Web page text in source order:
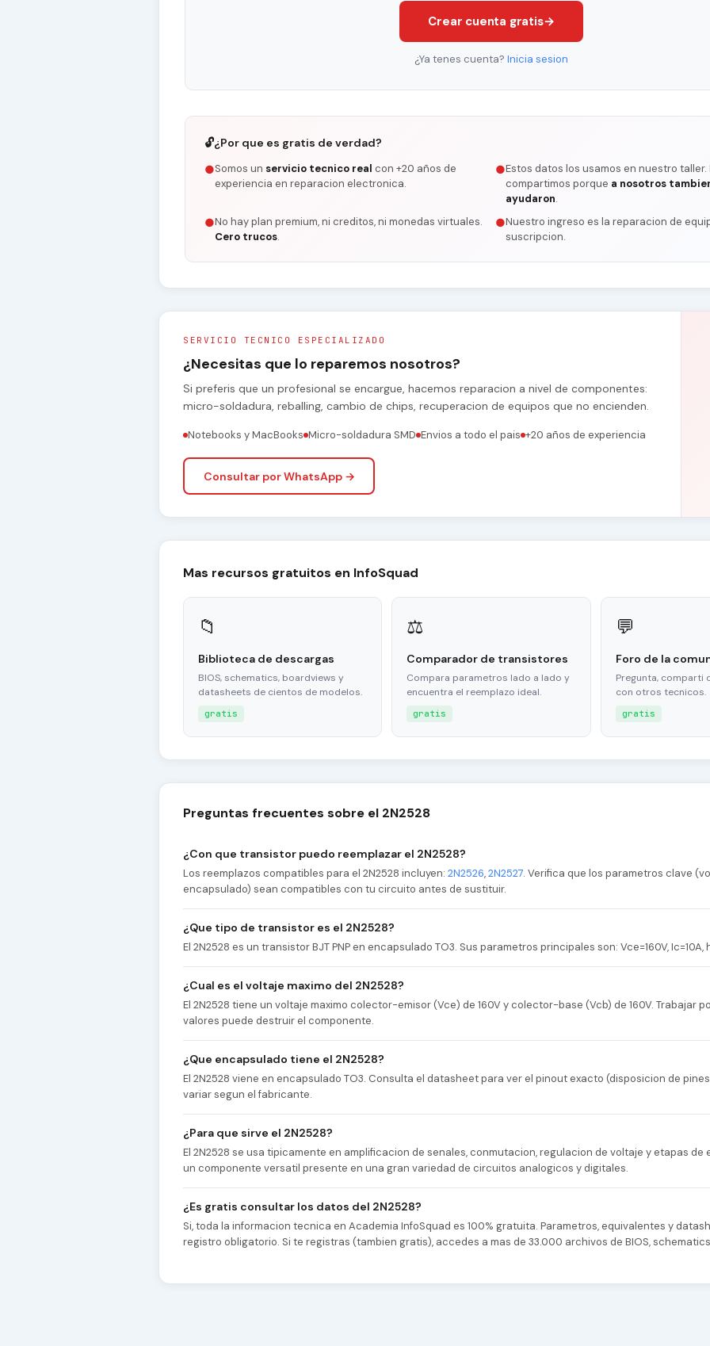
Crear cuenta gratis→
¿Ya tenes cuenta? Inicia sesion
🔓¿Por que es gratis de verdad?
●Somos un servicio tecnico real con +20 años de
experiencia en reparacion electronica.
●Estos datos los usamos en nuestro taller.
compartimos porque a nosotros
ayudaron.
●No hay plan premium, ni creditos, ni monedas virtuales.
Cero trucos.
●Nuestro ingreso es la reparacion de
suscripcion.
SERVICIO TECNICO ESPECIALIZADO
¿Necesitas que lo reparemos nosotros?
Si preferis que un profesional se encargue, hacemos reparacion a nivel de componentes:
micro-soldadura, reballing, cambio de chips, recuperacion de equipos que no encienden.
Notebooks y MacBooks Micro-soldadura SMD Envios a todo el pais +20 años de experiencia
Consultar por WhatsApp →
Mas recursos gratuitos en InfoSquad
📁
Biblioteca de descargas
BIOS, schematics, boardviews y
datasheets de cientos de modelos.
gratis
⚖
Comparador de transistores
Compara parametros lado a lado y
encuentra el reemplazo ideal.
gratis
💬
Foro de la
Pregunta, comparti
con otros tecnicos.
gratis
Preguntas frecuentes sobre el 2N2528
¿Con que transistor puedo reemplazar el 2N2528?
Los reemplazos compatibles para el 2N2528 incluyen: 2N2526,2N2527. Verifica que los parametros clave
encapsulado) sean compatibles con tu circuito antes de sustituir.
¿Que tipo de transistor es el 2N2528?
El 2N2528 es un transistor BJT PNP en encapsulado TO3. Sus parametros principales son: Vce=160V, Ic=10A,
¿Cual es el voltaje maximo del 2N2528?
El 2N2528 tiene un voltaje maximo colector-emisor (Vce) de 160V y colector-base (Vcb) de 160V. Trabajar
valores puede destruir el componente.
¿Que encapsulado tiene el 2N2528?
El 2N2528 viene en encapsulado TO3. Consulta el datasheet para ver el pinout exacto (disposicion de
variar segun el fabricante.
¿Para que sirve el 2N2528?
El 2N2528 se usa tipicamente en amplificacion de senales, conmutacion, regulacion de voltaje y etapas de
un componente versatil presente en una gran variedad de circuitos analogicos y digitales.
¿Es gratis consultar los datos del 2N2528?
Si, toda la informacion tecnica en Academia InfoSquad es 100% gratuita. Parametros, equivalentes y
registro obligatorio. Si te registras (tambien gratis), accedes a mas de 33.000 archivos de BIOS,